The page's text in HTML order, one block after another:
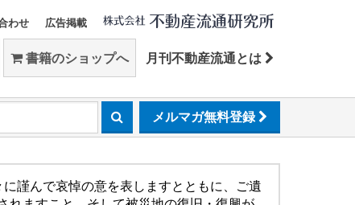
わせ 広告掲載
書籍のショップへ 月刊不動産流通とは
メルマガ無料登録
謹んで哀悼の意を表しますとともに、ご遺